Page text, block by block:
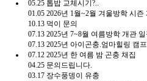
05.25 톱밥 교체시기?..
01.05 2026년 1월~2월 겨울방학 시즌
10.13 먹이 문의
07.13 2025년 7~8월 여름방학 개관 일
07.13 2025년 아이곤충.엄마힐링 캠프
07.12 2025년 한 여름 밤 곤충 채집
04.25 문의드립니다.
03.17 장수풍뎅이 유충